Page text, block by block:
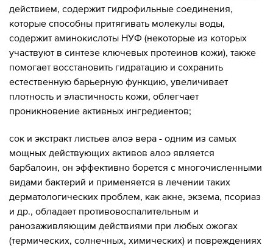
действием, содержит гидрофильные соединения,
которые способны притягивать молекулы воды,
содержит аминокислоты НУФ (некоторые из которых
участвуют в синтезе ключевых протеинов кожи), также
помогает восстановить гидратацию и сохранить
естественную барьерную функцию, увеличивает
плотность и эластичность кожи, облегчает
проникновение активных ингредиентов;
сок и экстракт листьев алоэ вера - одним из самых
мощных действующих активов алоэ является
барбалоин, он эффективно борется с многочисленными
видами бактерий и применяется в лечении таких
дерматологических проблем, как акне, экзема, псориаз
и др., обладает противовоспалительным и
ранозаживляющим действиями при любых ожогах
(термических, солнечных, химических) и повреждениях